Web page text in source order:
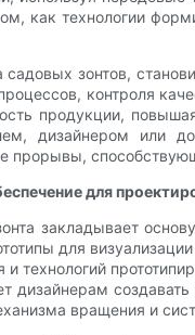
как технологии
зонтов,
контроля
продукции,
дизайнером или
прорывы,
для
закладывает
для
и технологий
дизайнерам
вращения и